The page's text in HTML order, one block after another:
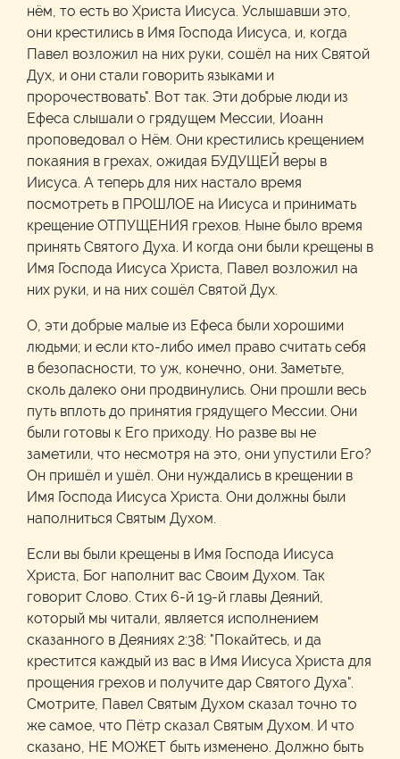
нём, то есть во Христа Иисуса. Услышавши это,
они крестились в Имя Господа Иисуса, и, когда
Павел возложил на них руки, сошёл на них Святой
Дух, и они стали говорить языками и
пророчествовать". Вот так. Эти добрые люди из
Ефеса слышали о грядущем Мессии, Иоанн
проповедовал о Нём. Они крестились крещением
покаяния в грехах, ожидая БУДУЩЕЙ веры в
Иисуса. А теперь для них настало время
посмотреть в ПРОШЛОЕ на Иисуса и принимать
крещение ОТПУЩЕНИЯ грехов. Ныне было время
принять Святого Духа. И когда они были крещены в
Имя Господа Иисуса Христа, Павел возложил на
них руки, и на них сошёл Святой Дух.
О, эти добрые малые из Ефеса были хорошими
людьми; и если кто-либо имел право считать себя
в безопасности, то уж, конечно, они. Заметьте,
сколь далеко они продвинулись. Они прошли весь
путь вплоть до принятия грядущего Мессии. Они
были готовы к Его приходу. Но разве вы не
заметили, что несмотря на это, они упустили Его?
Он пришёл и ушёл. Они нуждались в крещении в
Имя Господа Иисуса Христа. Они должны были
наполниться Святым Духом.
Если вы были крещены в Имя Господа Иисуса
Христа, Бог наполнит вас Своим Духом. Так
говорит Слово. Стих 6-й 19-й главы Деяний,
который мы читали, является исполнением
сказанного в Деяниях 2:38: "Покайтесь, и да
крестится каждый из вас в Имя Иисуса Христа для
прощения грехов и получите дар Святого Духа".
Смотрите, Павел Святым Духом сказал точно то
же самое, что Пётр сказал Святым Духом. И что
сказано, НЕ МОЖЕТ быть изменено. Должно быть